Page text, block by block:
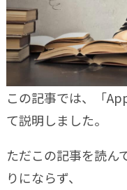
この記事では、「
て説明しました。
ただこの記事を読ん
りにならず、